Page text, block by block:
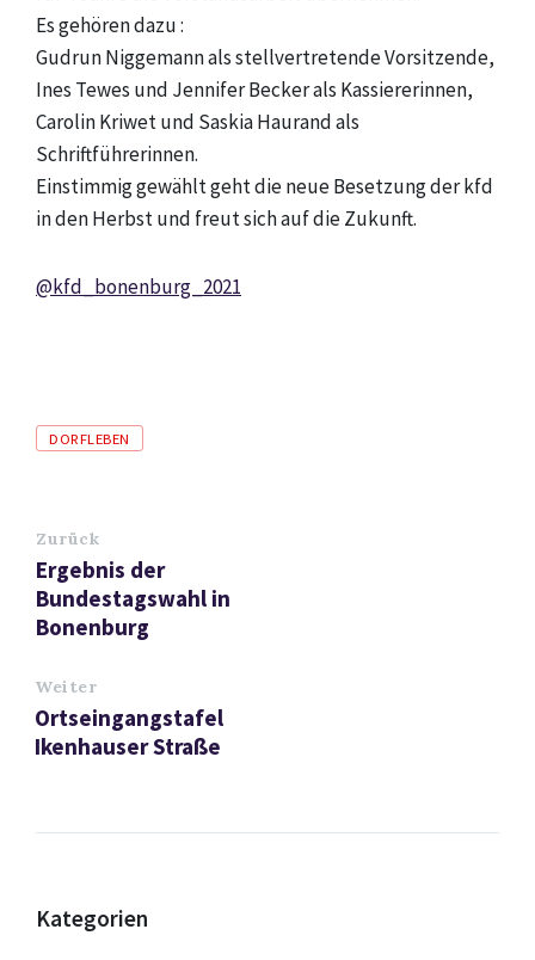
Es gehören dazu :
Gudrun Niggemann als stellvertretende Vorsitzende,
Ines Tewes und Jennifer Becker als Kassiererinnen,
Carolin Kriwet und Saskia Haurand als
Schriftführerinnen.
Einstimmig gewählt geht die neue Besetzung der kfd
in den Herbst und freut sich auf die Zukunft.
@kfd_bonenburg_2021
Tags
DORFLEBEN
Zurück
Ergebnis der
Bundestagswahl in
Bonenburg
Weiter
Ortseingangstafel
Ikenhauser Straße
Kategorien